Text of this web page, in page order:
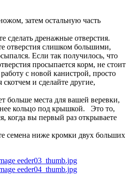
затем остальную часть
сделать дренажные отверстия.
отверстия слишком большими,
Если так получилось, что
просыпается корм, не стоит
с новой канистрой, просто
скотчем и сделайте другие,
больше места для вашей веревки,
кольцо под крышкой. Это то,
когда вы первый раз открываете
семена ниже кромки двух больших